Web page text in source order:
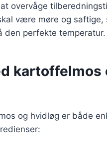
overvåge
være møre og saftige,
den perfekte temperatur.
kartoffelmos
og hvidløg er både